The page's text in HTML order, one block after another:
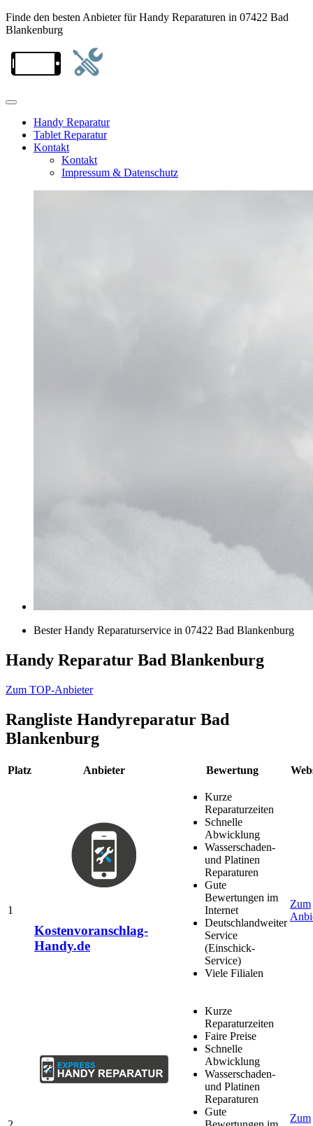
Finde den besten Anbieter für Handy Reparaturen in 07422 Bad
Blankenburg
Handy Reparatur
Tablet Reparatur
Kontakt
Kontakt
Impressum & Datenschutz
Bester Handy Reparaturservice in 07422 Bad Blankenburg
Handy Reparatur Bad Blankenburg
Zum TOP-Anbieter
Rangliste Handyreparatur Bad
Blankenburg
Platz Anbieter Bewertung
1
Kostenvoranschlag-
Handy.de
Kurze
Reparaturzeiten
Schnelle
Abwicklung
Wasserschaden-
und Platinen
Reparaturen
Gute
Bewertungen im
Internet
Deutschlandweiter
Service
(Einschick-
Service)
Viele Filialen
Zum
Kurze
Reparaturzeiten
Faire Preise
Schnelle
Abwicklung
Wasserschaden-
und Platinen
Reparaturen
Gute
Zum